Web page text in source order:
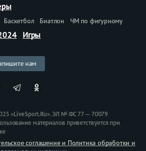
Баскетбол Биатлон ЧМ по фигурному
Игры
нам
«LiveSport.Ru». ЭЛ № ФС 77 — 70079
материалов приветствуется при
соглашение и Политика обработки и